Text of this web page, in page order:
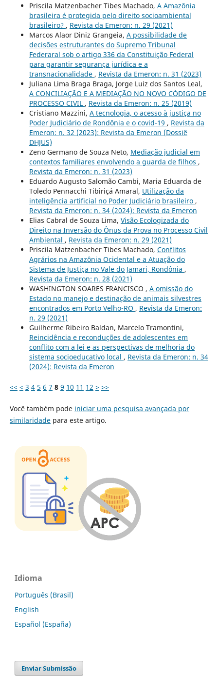
Priscila Matzenbacher Tibes Machado, A Amazônia
brasileira é protegida pelo direito socioambiental
brasileiro? , Revista da Emeron: n. 29 (2021)
Marcos Alaor Diniz Grangeia, A possibilidade de
decisões estruturantes do Supremo Tribunal
Federaral sob o artigo 336 da Constituição Federal
para garantir segurança jurídica e a
transnacionalidade , Revista da Emeron: n. 31 (2023)
Juliana Lima Braga Braga, Jorge Luiz dos Santos Leal,
A CONCILIAÇÃO E A MEDIAÇÃO NO NOVO CÓDIGO DE
PROCESSO CIVIL , Revista da Emeron: n. 25 (2019)
Cristiano Mazzini, A tecnologia, o acesso à justiça no
Poder Judiciário de Rondônia e o covid-19 , Revista da
Emeron: n. 32 (2023): Revista da Emeron (Dossiê
DHJUS)
Zeno Germano de Souza Neto, Mediação judicial em
contextos familiares envolvendo a guarda de filhos ,
Revista da Emeron: n. 31 (2023)
Eduardo Augusto Salomão Cambi, Maria Eduarda de
Toledo Pennacchi Tibiriçá Amaral, Utilização da
inteligência artificial no Poder Judiciário brasileiro ,
Revista da Emeron: n. 34 (2024): Revista da Emeron
Elias Cabral de Souza Lima, Visão Ecologizada do
Direito na Inversão do Ônus da Prova no Processo Civil
Ambiental , Revista da Emeron: n. 29 (2021)
Priscila Matzenbacher Tibes Machado, Conflitos
Agrários na Amazônia Ocidental e a Atuação do
Sistema de Justiça no Vale do Jamari, Rondônia ,
Revista da Emeron: n. 28 (2021)
WASHINGTON SOARES FRANCISCO , A omissão do
Estado no manejo e destinação de animais silvestres
encontrados em Porto Velho-RO , Revista da Emeron:
n. 29 (2021)
Guilherme Ribeiro Baldan, Marcelo Tramontini,
Reincidência e reconduções de adolescentes em
conflito com a lei e as perspectivas de melhoria do
sistema socioeducativo local , Revista da Emeron: n. 34
(2024): Revista da Emeron
<< < 3 4 5 6 7 8 9 10 11 12 > >>
Você também pode iniciar uma pesquisa avançada por
similaridadepara este artigo.
Idioma
Português (Brasil)
English
Español (España)
Enviar Submissão